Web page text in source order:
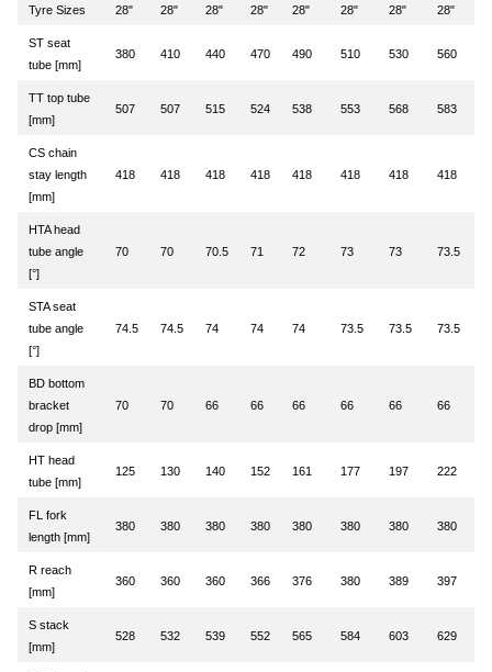
Tyre Sizes 28" 28" 28" 28" 28" 28" 28" 28"
ST seat
tube [mm]
380 410 440 470 490 510 530 560
TT top tube
[mm]
507 507 515 524 538 553 568 583
CS chain
stay length
[mm]
418 418 418 418 418 418 418 418
HTA head
tube angle
[°]
70 70 70.5 71 72 73 73 73.5
STA seat
tube angle
[°]
74.5 74.5 74 74 74 73.5 73.5 73.5
BD bottom
bracket
drop [mm]
70 70 66 66 66 66 66 66
HT head
tube [mm]
125 130 140 152 161 177 197 222
FL fork
length [mm]
380 380 380 380 380 380 380 380
R reach
[mm]
360 360 360 366 376 380 389 397
S stack
[mm]
528 532 539 552 565 584 603 629